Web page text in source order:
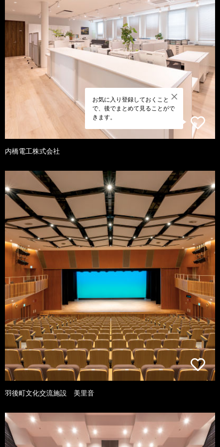
お気に入り登録しておくこと
で、後でまとめて見ることがで
きます。
内橋電工株式会社
羽後町文化交流施設 美里音